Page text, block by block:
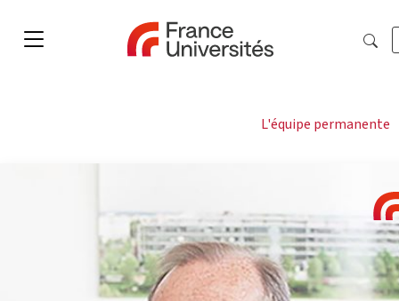
L'équipe permanente